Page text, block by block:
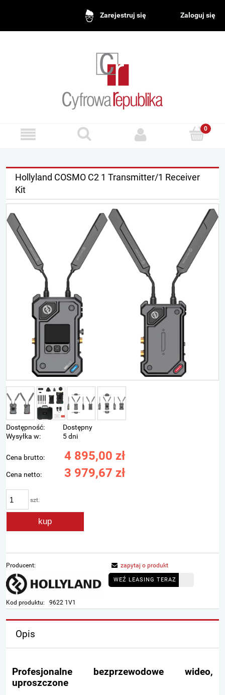
Zarejestruj się Zaloguj się
Hollyland COSMO C2 1 Transmitter/1 Receiver
Kit
Dostępność:
Dostępny
Wysyłka w:
5 dni
Cena brutto: 4 895,00 zł
Cena netto: 3 979,67 zł
szt.
kup
Producent:
Kod produktu: 9622 1V1
zapytaj o produkt
WEŹ LEASING TERAZ
Opis
Profesjonalne bezprzewodowe wideo,
uproszczone